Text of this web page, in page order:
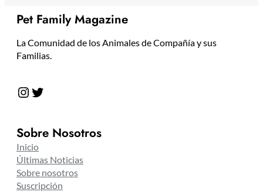
Pet Family Magazine
La Comunidad de los Animales de Compañía y sus
Familias.
Instagram Twitter
Sobre Nosotros
Inicio
Últimas Noticias
Sobre nosotros
Suscripción